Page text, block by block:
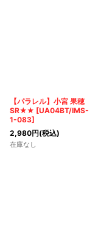
【パラレル】小宮 果穂
SR★★ [UA04BT/IMS-
1-083]
2,980円(税込)
在庫なし